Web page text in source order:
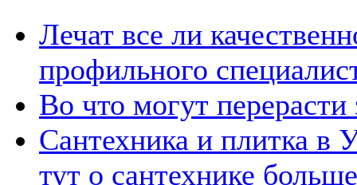
Лечат все ли
профильного
Во что могут
Сантехника и плитка в
тут о сантехнике больше